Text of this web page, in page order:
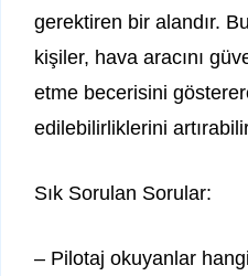
gerektiren bir alandır.
kişiler, hava aracını
etme becerisini
edilebilirliklerini
Sık Sorulan Sorular:
– Pilotaj okuyanlar